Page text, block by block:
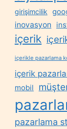
girişimcilik
inovasyon
içerik
içerikle pazarlama
içerik
mobil
pazarlama